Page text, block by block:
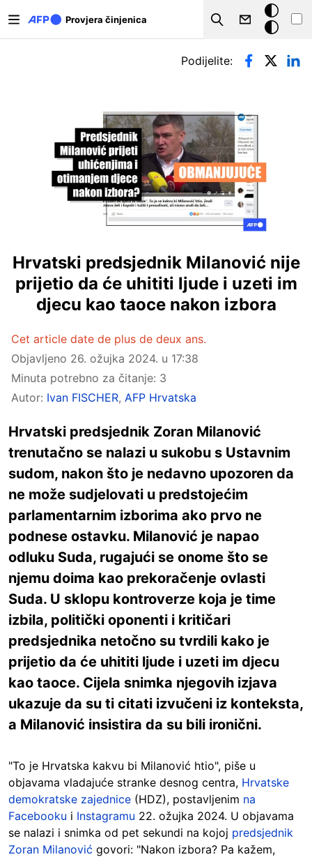
Provjera činjenica
Search
Tamna
pozadina
Primarne oznake
Podijelite:
Hrvatski predsjednik Milanović nije
prijetio da će uhititi ljude i uzeti im
djecu kao taoce nakon izbora
Cet article date de plus de deux ans.
Objavljeno 26. ožujka 2024. u 17:38
Minuta potrebno za čitanje: 3
Autor: Ivan FISCHER, AFP Hrvatska
Hrvatski predsjednik Zoran Milanović
trenutačno se nalazi u sukobu s Ustavnim
sudom, nakon što je nedavno upozoren da
ne može sudjelovati u predstojećim
parlamentarnim izborima ako prvo ne
podnese ostavku. Milanović je napao
odluku Suda, rugajući se onome što se
njemu doima kao prekoračenje ovlasti
Suda. U sklopu kontroverze koja je time
izbila, politički oponenti i kritičari
predsjednika netočno su tvrdili kako je
prijetio da će uhititi ljude i uzeti im djecu
kao taoce. Cijela snimka njegovih izjava
ukazuje da su ti citati izvučeni iz konteksta,
a Milanović insistira da su bili ironični.
"To je Hrvatska kakvu bi Milanović htio", piše u
objavama vladajuće stranke desnog centra, Hrvatske
demokratske zajednice (HDZ), postavljenim na
Facebooku i Instagramu 22. ožujka 2024. U objavama
se nalazi i snimka od pet sekundi na kojoj predsjednik
Zoran Milanović govori: "Nakon izbora? Pa kažem,